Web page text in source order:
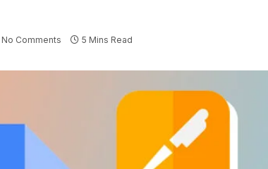
No Comments 5 Mins Read